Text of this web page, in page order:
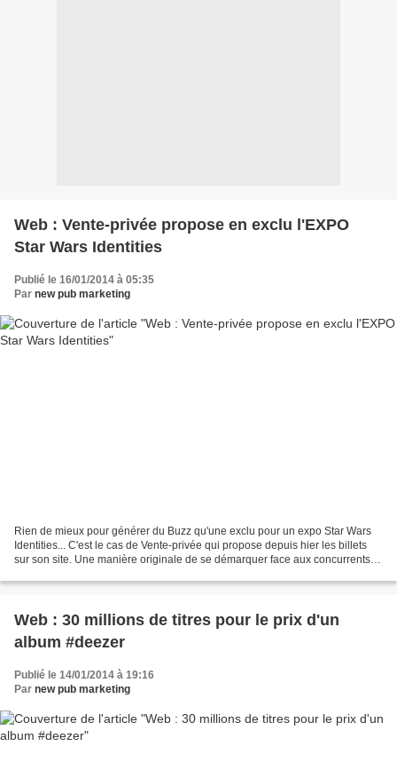
Web : Vente-privée propose en exclu l'EXPO
Star Wars Identities
Publié le 16/01/2014 à 05:35
Par new pub marketing
Rien de mieux pour générer du Buzz qu'une exclu pour un expo Star Wars
Identities... C'est le cas de Vente-privée qui propose depuis hier les billets
sur son site. Une manière originale de se démarquer face aux concurrents
Web : 30 millions de titres pour le prix d'un
album #deezer
Publié le 14/01/2014 à 19:16
Par new pub marketing